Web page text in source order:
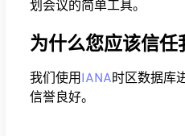
划会议的简单工具。
为什么您应该信任
我们使用IANA时区数据库
信誉良好。